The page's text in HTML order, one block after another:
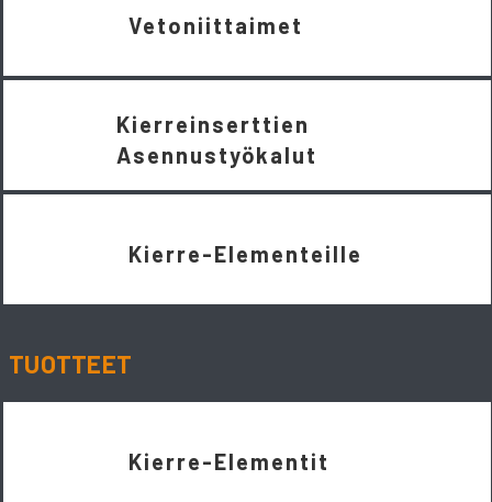
Vetoniittaimet
Kierreinserttien
Asennustyökalut
Kierre-Elementeille
TUOTTEET
Kierre-Elementit